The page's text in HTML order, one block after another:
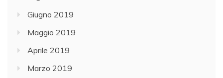
Giugno 2019
Maggio 2019
Aprile 2019
Marzo 2019